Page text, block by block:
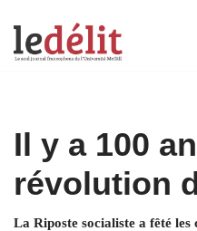
Aller
Il y a 100
révolution
La Riposte socialiste a fêté